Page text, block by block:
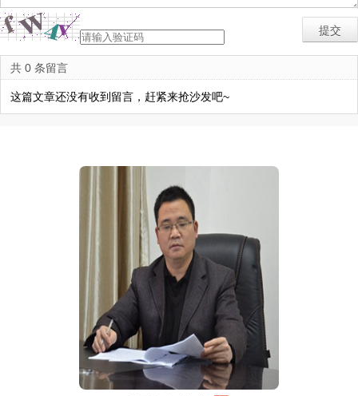
共 0 条留言
这篇文章还没有收到留言，赶紧来抢沙发吧~